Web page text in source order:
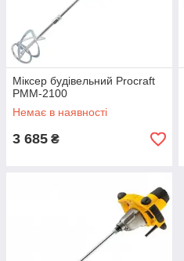
Міксер будівельний Procraft
PMM-2100
Немає в наявності
3 685 ₴